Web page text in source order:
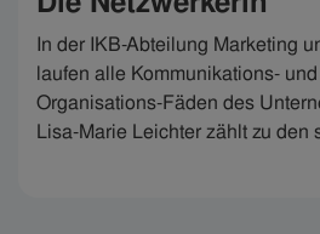
In der IKB-Abteilung Marketing
laufen alle Kommunikations-
Organisations-Fäden des
Lisa-Marie Leichter zählt zu den